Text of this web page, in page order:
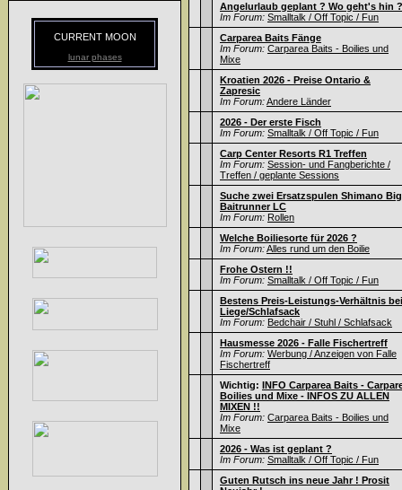
CURRENT MOON
lunar phases
Angelurlaub geplant ? Wo geht's hin ?
Im Forum: Smalltalk / Off Topic / Fun
Carparea Baits Fänge
Im Forum: Carparea Baits - Boilies und
Mixe
Kroatien 2026 - Preise Ontario &
Zapresic
Im Forum:Andere Länder
2026 - Der erste Fisch
Im Forum: Smalltalk / Off Topic / Fun
Carp Center Resorts R1 Treffen
Im Forum: Session- und Fangberichte /
Treffen / geplante Sessions
Suche zwei Ersatzspulen Shimano Big
Baitrunner LC
Im Forum: Rollen
Welche Boiliesorte für 2026 ?
Im Forum:Alles rund um den Boilie
Frohe Ostern !!
Im Forum: Smalltalk / Off Topic / Fun
Bestens Preis-Leistungs-Verhältnis bei
Liege/Schlafsack
Im Forum: Bedchair / Stuhl / Schlafsack
Hausmesse 2026 - Falle Fischertreff
Im Forum: Werbung / Anzeigen von Falle
Fischertreff
Wichtig: INFO Carparea Baits -
Boilies und Mixe - INFOS ZU ALLEN
MIXEN !!
Im Forum: Carparea Baits - Boilies und
Mixe
2026 - Was ist geplant ?
Im Forum: Smalltalk / Off Topic / Fun
Guten Rutsch ins neue Jahr ! Prosit